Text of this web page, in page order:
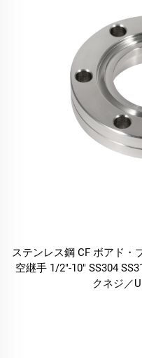
ステンレス鋼 CF ボアド・
空継手 1/2"-10" SS304
クネジ／